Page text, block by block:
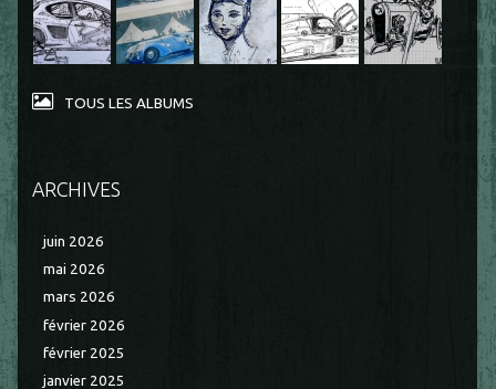
TOUS LES ALBUMS
ARCHIVES
juin 2026
mai 2026
mars 2026
février 2026
février 2025
janvier 2025